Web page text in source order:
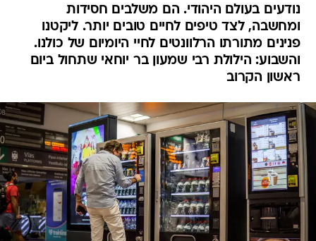
נודעים בעולם היהודי. הם משלבים חסידות
ומחשבה, לצד טיפים לחיים טובים יותר. ליקטנו
פנינים מתורתו הרלוונטים לחיי היומיום של כולנו.
והשבוע: הילולת רבי שמעון בר יוחאי שתחול ביום
ראשון הקרוב